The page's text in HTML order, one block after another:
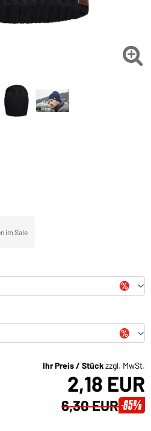
privaten Bedarf

im Sale
Ihr Preis / Stückzzgl. MwSt.
2,18 EUR
6,30 EUR -65%